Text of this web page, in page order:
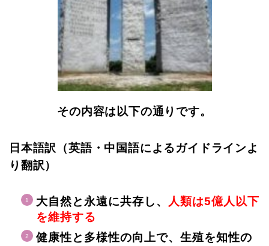
その内容は以下の通りです。
日本語訳（英語・中国語によるガイドラインよ
り翻訳）
大自然と永遠に共存し、
人類は5億人以下
を維持する
健康性と多様性の向上で、生殖を知性の